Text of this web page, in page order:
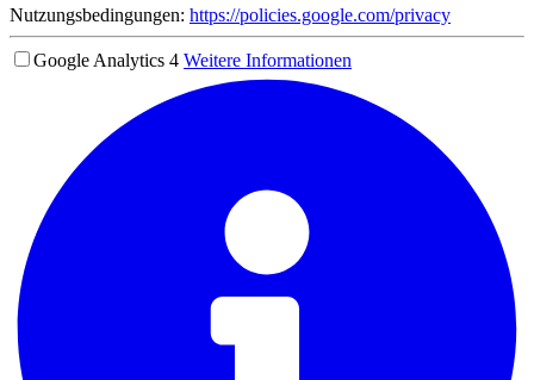
Nutzungsbedingungen: https://policies.google.com/privacy
Google Analytics 4 Weitere Informationen